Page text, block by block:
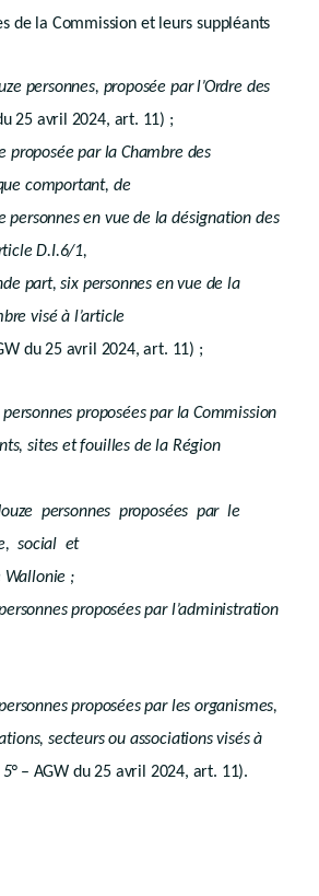
1re Principe
Réduction ou refus d’indemnisation
4 Naissance du droit à l’indemnisation
5 Calcul de l’indemnité
Procédure
7 Exécution de l’obligation d’indemnisation
8 Droit transitoire
Régime des bénéfices résultant de la planification
1ère
1ère
1
1
2
2 Redevable
1
2
1
2
3
4
5
1
6
7
ET SANCTIONS
Actes infractionnels
Constat des infractions
de la Commission et leurs suppléants
personnes, proposée par l’Ordre des
25 avril 2024, art. 11) ;
proposée par la Chambre des
comportant, de
personnes en vue de la désignation des
D.I.6/1,
part, six personnes en vue de la
visé à l’article
du 25 avril 2024, art. 11) ;
personnes proposées par la Commission
sites et fouilles de la Région
personnes proposées par le
social et
Wallonie ;
proposées par l’administration
proposées par les organismes,
secteurs ou associations visés à
– AGW du 25 avril 2024, art. 11).